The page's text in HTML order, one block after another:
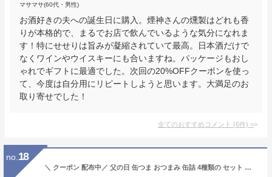
マサマサ(60代・男性)
お酒好きの夫への誕生日に購入。煙神さんの燻製はどれも香
りが本格的で、まるでお店で飲んでいるような気分になれま
す！特にせせりは旨みが凝縮されていて最高。日本酒だけで
なくワインやウイスキーにも合いますね。パッケージもおし
ゃれでギフトに最適でした。次回の20%OFFクーポンを使っ
て、今度は自分用にリピートしようと思います。大満足のお
取り寄せでした！
全てのおすすめコメント (6件) >
no. 18
＼ クーポン 配布中／ 父の日 缶つま おつまみ 缶詰 4種類の セット から 選べる お酒 に合う 10缶 詰め合わせ 【 送料無料 沖縄以外】 国分 K&K 高級 おつまみセット 肉 魚 魚介 酒のつまみ 惣菜 常温保存 プレゼント 贈り物 実用的 2026 内祝い お返し ギフト